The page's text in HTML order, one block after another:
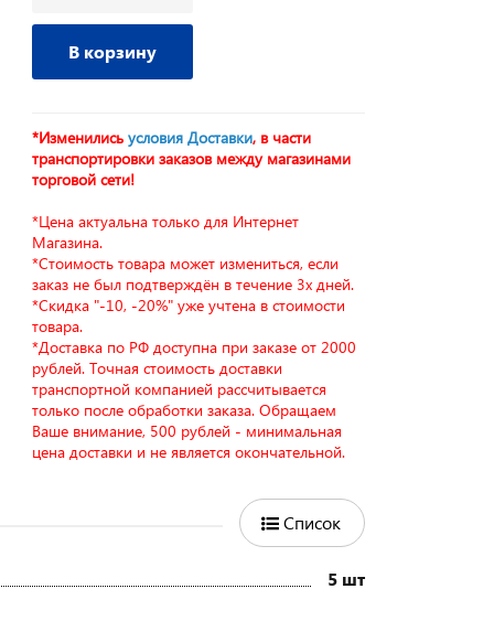
В корзину
*Изменилисьусловия Доставки, в части
транспортировки заказов между магазинами
торговой сети!
*Цена актуальна только для Интернет
Магазина.
*Стоимость товара может измениться, если
заказ не был подтверждён в течение 3х дней.
*Скидка "-10, -20%" уже учтена в стоимости
товара.
*Доставка по РФ доступна при заказе от 2000
рублей. Точная стоимость доставки
транспортной компанией рассчитывается
только после обработки заказа. Обращаем
Ваше внимание, 500 рублей - минимальная
цена доставки и не является окончательной.
Список
5 шт